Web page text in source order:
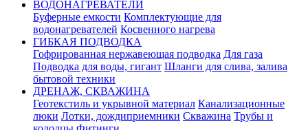
ВОДОНАГРЕВАТЕЛИ
Буферные емкости Комплектующие для
водонагревателей Косвенного нагрева
ГИБКАЯ ПОДВОДКА
Гофрированная нержавеющая подводка Для газа
Подводка для воды, гигант Шланги для слива, залива
бытовой техники
ДРЕНАЖ, СКВАЖИНА
Геотекстиль и укрывной материал Канализационные
люки Лотки, дождиприемники Скважина Трубы и